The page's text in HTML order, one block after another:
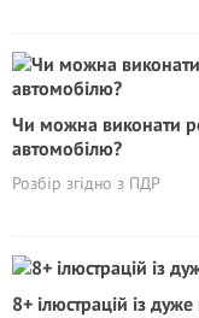
Чи можна виконати
автомобілю?
Розбір згідно з ПДР
8+ ілюстрацій із